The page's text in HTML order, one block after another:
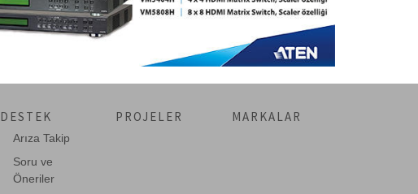
DESTEK
Arıza Takip
Soru ve
Öneriler
PROJELER MARKALAR